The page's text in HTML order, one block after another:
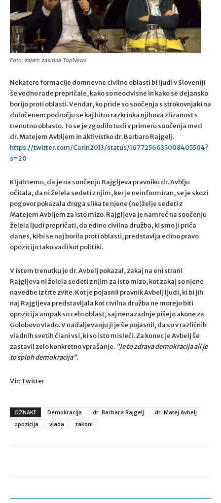
Foto: zajem zaslona TopNews
Nekatere formacije domnevne civilne oblasti bi ljudi v Sloveniji
še vedno rade prepričale, kako so neodvisne in kako se dejansko
borijo proti oblasti. Vendar, ko pride so soočenja s strokovnjaki na
določenem področju se kaj hitro razkrinka njihova zlizanost s
trenutno oblasto. To se je zgodilo tudi v primeru soočenja med
dr. Matejem Avbljem in aktivistko dr. Barbaro Rajgelj.
https://twitter.com/Carin2013/status/1677256635008405504?
s=20
Kljub temu, da je na soočenju Rajgljeva pravniku dr. Avblju
očitala, da ni želela sedeti z njim, ker je neinformiran, se je skozi
pogovor pokazala druga slika te njene (ne)želje sedeti z
Matejem Avbljem za isto mizo. Rajgljeva je namreč na soočenju
želela ljudi prepričati, da edino civilna družba, ki smo ji priča
danes, ki bi se naj borila proti oblasti, predstavlja edino pravo
opozicijo tako vadi kot politiki.
V istem trenutku je dr. Avbelj pokazal, zakaj na eni strani
Rajgljeva ni želela sedeti z njim za isto mizo, kot zakaj so njene
navedbe iz trte zvite. Kot je pojasnil pravnik Avbelj ljudi, ki bi jih
naj Rajgljeva predstavljala kot civilna družba ne morejo biti
opozicija ampak so celo oblast, saj nenazadnje pišejo akone za
Golobovo vlado. V nadaljevanju ji je še pojasnil, da so v različnih
vladnih svetih člani vsi, ki so isto misleči. Za konec je Avbelj še
zastavil zelo konkretno vprašanje. “Je to zdrava demokracija ali je
to sploh demokracija”.
Vir: Twitter
OZNAKE Demokracija dr. Barbara Rajgelj
dr. Matej Avbelj
opozicija
vlada zakoni